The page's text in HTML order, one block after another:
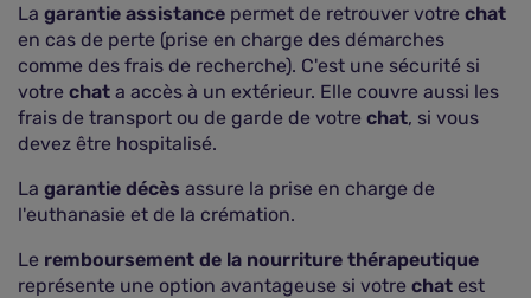
La garantie assistance permet de retrouver votre chat
en cas de perte (prise en charge des démarches
comme des frais de recherche). C'est une sécurité si
votre chat a accès à un extérieur. Elle couvre aussi les
frais de transport ou de garde de votre chat, si vous
devez être hospitalisé.
La garantie décès assure la prise en charge de
l'euthanasie et de la crémation.
Le remboursement de la nourriture thérapeutique
représente une option avantageuse si votre chat est